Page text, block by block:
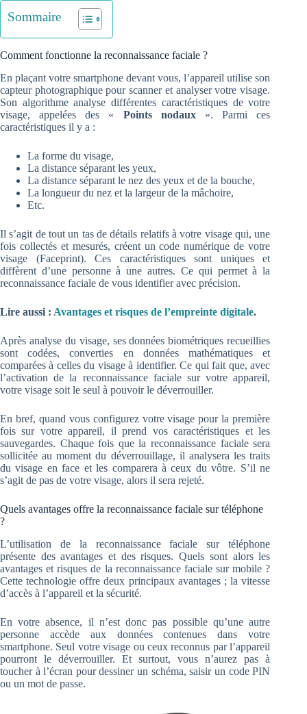
Sommaire
Comment fonctionne la reconnaissance faciale ?
En plaçant votre smartphone devant vous, l’appareil utilise son
capteur photographique pour scanner et analyser votre visage.
Son algorithme analyse différentes caractéristiques de votre
visage, appelées des « Points nodaux». Parmi ces
caractéristiques il y a :
La forme du visage,
La distance séparant les yeux,
La distance séparant le nez des yeux et de la bouche,
La longueur du nez et la largeur de la mâchoire,
Etc.
Il s’agit de tout un tas de détails relatifs à votre visage qui, une
fois collectés et mesurés, créent un code numérique de votre
visage (Faceprint). Ces caractéristiques sont uniques et
diffèrent d’une personne à une autres. Ce qui permet à la
reconnaissance faciale de vous identifier avec précision.
Lire aussi : Avantages et risques de l’empreinte digitale.
Après analyse du visage, ses données biométriques recueillies
sont codées, converties en données mathématiques et
comparées à celles du visage à identifier. Ce qui fait que, avec
l’activation de la reconnaissance faciale sur votre appareil,
votre visage soit le seul à pouvoir le déverrouiller.
En bref, quand vous configurez votre visage pour la première
fois sur votre appareil, il prend vos caractéristiques et les
sauvegardes. Chaque fois que la reconnaissance faciale sera
sollicitée au moment du déverrouillage, il analysera les traits
du visage en face et les comparera à ceux du vôtre. S’il ne
s’agit de pas de votre visage, alors il sera rejeté.
Quels avantages offre la reconnaissance faciale sur téléphone
?
L’utilisation de la reconnaissance faciale sur téléphone
présente des avantages et des risques. Quels sont alors les
avantages et risques de la reconnaissance faciale sur mobile ?
Cette technologie offre deux principaux avantages ; la vitesse
d’accès à l’appareil et la sécurité.
En votre absence, il n’est donc pas possible qu’une autre
personne accède aux données contenues dans votre
smartphone. Seul votre visage ou ceux reconnus par l’appareil
pourront le déverrouiller. Et surtout, vous n’aurez pas à
toucher à l’écran pour dessiner un schéma, saisir un code PIN
ou un mot de passe.